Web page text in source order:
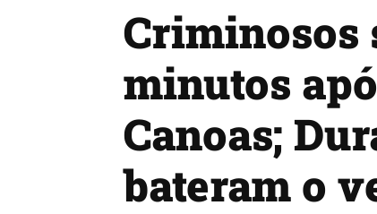
Criminosos
minutos
Canoas;
bateram o